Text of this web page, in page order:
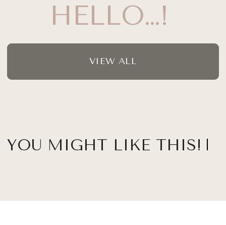
HELLO…!
VIEW ALL
YOU MIGHT LIKE THIS!